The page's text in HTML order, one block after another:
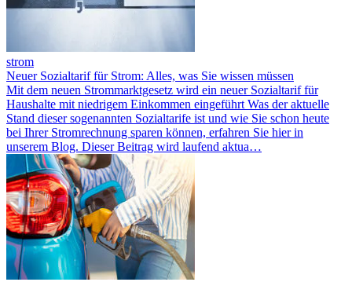
strom
Neuer Sozialtarif für Strom: Alles, was Sie wissen müssen
Mit dem neuen Strommarktgesetz wird ein neuer Sozialtarif für
Haushalte mit niedrigem Einkommen eingeführt Was der aktuelle
Stand dieser sogenannten Sozialtarife ist und wie Sie schon heute
bei Ihrer Stromrechnung sparen können, erfahren Sie hier in
unserem Blog. Dieser Beitrag wird laufend aktua…